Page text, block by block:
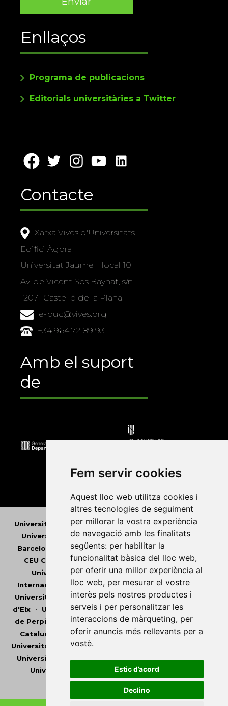
Fem servir cookies
Aquest lloc web utilitza cookies i
altres tecnologies de seguiment
per millorar la vostra experiència
de navegació amb les finalitats
següents: per habilitar la
funcionalitat bàsica del lloc web,
per oferir una millor experiència al
lloc web, per mesurar el vostre
interès pels nostres productes i
serveis i per personalitzar les
interaccions de màrqueting, per
oferir anuncis més rellevants per a
vostè.
Estic d’acord
Declino
Enllaços
Programa de publicacions
Editorials universitàries a Twitter
Contacte
Xarxa Vives d'Universitats
Edifici Àgora
Universitat Jaume I, local 10
Av. de Vicent Sos Baynat, s/n
12071 Castelló de la Plana
e-buc@vives.org
+34 964 72 89 93
Amb el suport
de
Universitat Abat Oliba CEU • Universitat d'Alacant
Universitat d'Andorra•Universitat Autònoma de
Barcelona
Universitat de Barcelona •
CEU Cardenal Herrera•Universitat de Girona•
Universitat de les Illes Balears•Universitat
Internacional de Catalunya•Universitat Jaume I
Universitat de Lleida•Universitat Miguel Hernández
d'Elx• Universitat Oberta de Catalunya•Universitat
de Perpinyà Via Domitia•Universitat Politècnica de
Catalunya
Universitat Politècnica de València •
Universitat Pompeu Fabra
Universitat Rovira i Virgili•Universitat de Sàsser•
Universitat de València•Universitat de Vic -
Universitat Central de Catalunya